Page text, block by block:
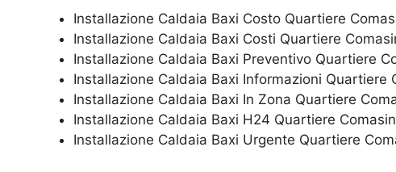
Installazione Caldaia Baxi Costo Quartiere
Installazione Caldaia Baxi Costi Quartiere
Installazione Caldaia Baxi Preventivo Quartiere
Installazione Caldaia Baxi Informazioni Quartiere
Installazione Caldaia Baxi In Zona Quartiere
Installazione Caldaia Baxi H24 Quartiere
Installazione Caldaia Baxi Urgente Quartiere